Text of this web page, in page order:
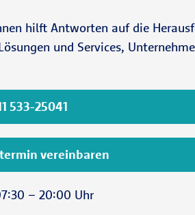
hilft Antworten auf die
und Services,
533-25041
vereinbaren
– 20:00 Uhr